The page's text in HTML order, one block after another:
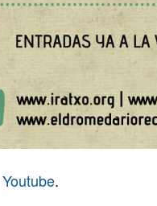
Youtube.